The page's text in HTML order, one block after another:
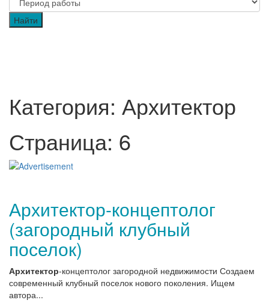
Категория: Архитектор
Страница: 6
Архитектор-концептолог
(загородный клубный
поселок)
Архитектор-концептолог загородной недвижимости Создаем
современный клубный поселок нового поколения. Ищем
автора...